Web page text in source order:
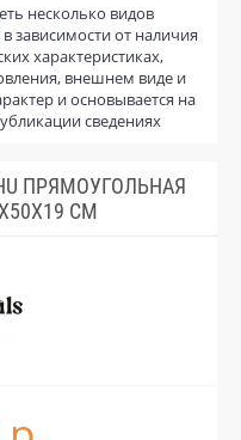
несколько видов
зависимости от наличия
характеристиках,
внешнем виде и
и основывается на
сведениях
ПРЯМОУГОЛЬНАЯ
СМ